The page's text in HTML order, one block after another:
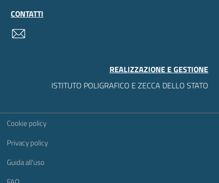
CONTATTI
REALIZZAZIONE E GESTIONE
ISTITUTO POLIGRAFICO E ZECCA DELLO STATO
Sezione Link Utili
Cookie policy
Privacy policy
Guida all'uso